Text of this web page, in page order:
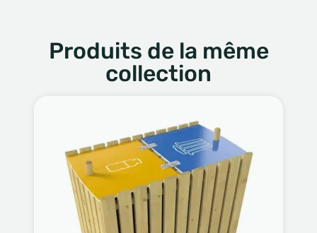
Produits de la même
collection